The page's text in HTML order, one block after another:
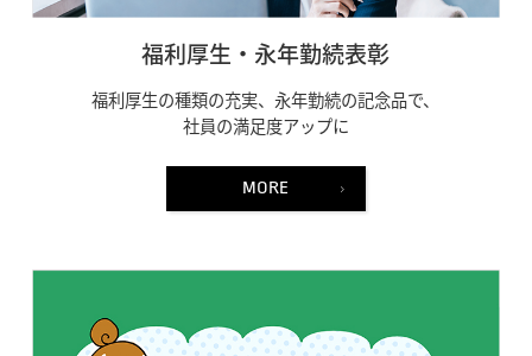
福利厚生・永年勤続表彰
福利厚生の種類の充実、永年勤続の記念品で、
社員の満足度アップに
MORE